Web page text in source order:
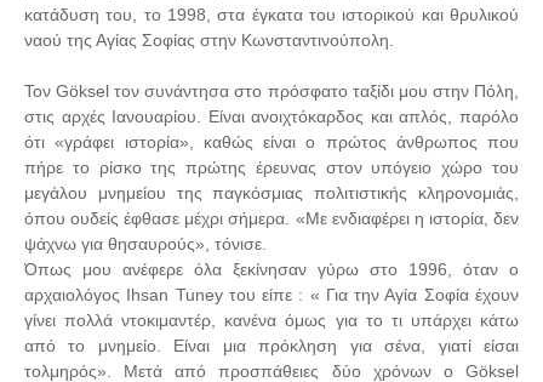
κατάδυση του, το 1998, στα έγκατα του ιστορικού και θρυλικού
ναού της Αγίας Σοφίας στην Κωνσταντινούπολη.
Τον Göksel τον συνάντησα στο πρόσφατο ταξίδι μου στην Πόλη,
στις αρχές Ιανουαρίου. Είναι ανοιχτόκαρδος και απλός, παρόλο
ότι «γράφει ιστορία», καθώς είναι ο πρώτος άνθρωπος που
πήρε το ρίσκο της πρώτης έρευνας στον υπόγειο χώρο του
μεγάλου μνημείου της παγκόσμιας πολιτιστικής κληρονομιάς,
όπου ουδείς έφθασε μέχρι σήμερα. «Με ενδιαφέρει η ιστορία, δεν
ψάχνω για θησαυρούς», τόνισε.
Όπως μου ανέφερε όλα ξεκίνησαν γύρω στο 1996, όταν ο
αρχαιολόγος Ihsan Tuney του είπε : « Για την Αγία Σοφία έχουν
γίνει πολλά ντοκιμαντέρ, κανένα όμως για το τι υπάρχει κάτω
από το μνημείο. Είναι μια πρόκληση για σένα, γιατί είσαι
τολμηρός». Μετά από προσπάθειες δύο χρόνων ο Göksel